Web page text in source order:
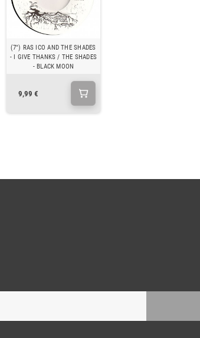
(7") RAS ICO AND THE SHADES
- I GIVE THANKS / THE SHADES
- BLACK MOON
9,99 €